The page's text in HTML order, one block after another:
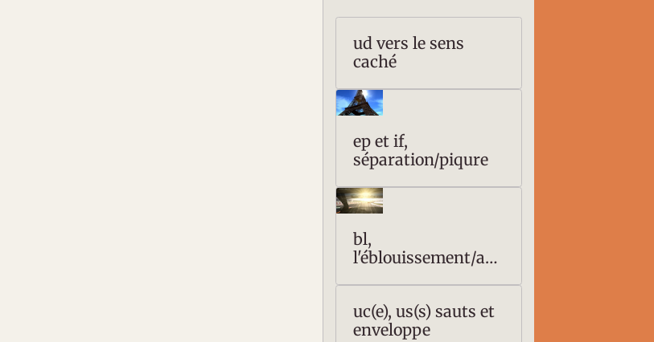
ud vers le sens
caché
ep et if,
séparation/piqure
bl,
l'éblouissement/ave
uc(e), us(s) sauts et
enveloppe